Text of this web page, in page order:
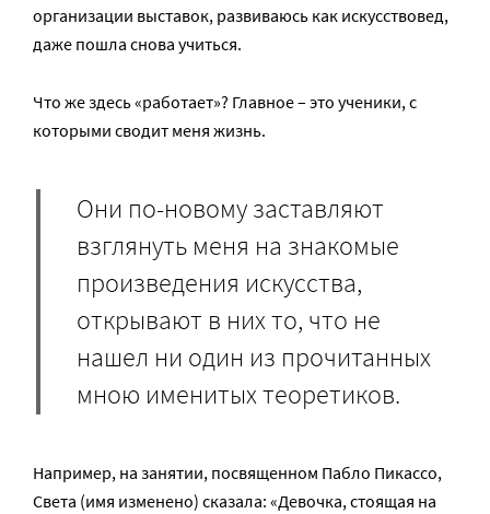
организации выставок, развиваюсь как искусствовед,
даже пошла снова учиться.
Что же здесь «работает»? Главное – это ученики, с
которыми сводит меня жизнь.
Они по-новому заставляют
взглянуть меня на знакомые
произведения искусства,
открывают в них то, что не
нашел ни один из прочитанных
мною именитых теоретиков.
Например, на занятии, посвященном Пабло Пикассо,
Света (имя изменено) сказала: «Девочка, стоящая на